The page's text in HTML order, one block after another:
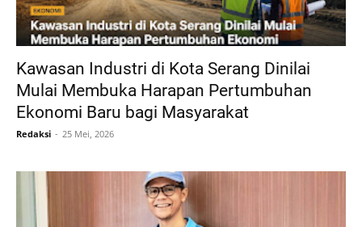
Kawasan Industri di Kota Serang Dinilai
Mulai Membuka Harapan Pertumbuhan
Ekonomi Baru bagi Masyarakat
Redaksi 25 Mei, 2026